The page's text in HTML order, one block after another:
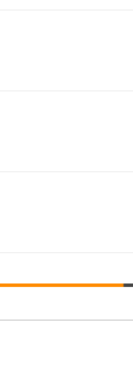
面昇降 強化ナイロン樹脂ベ